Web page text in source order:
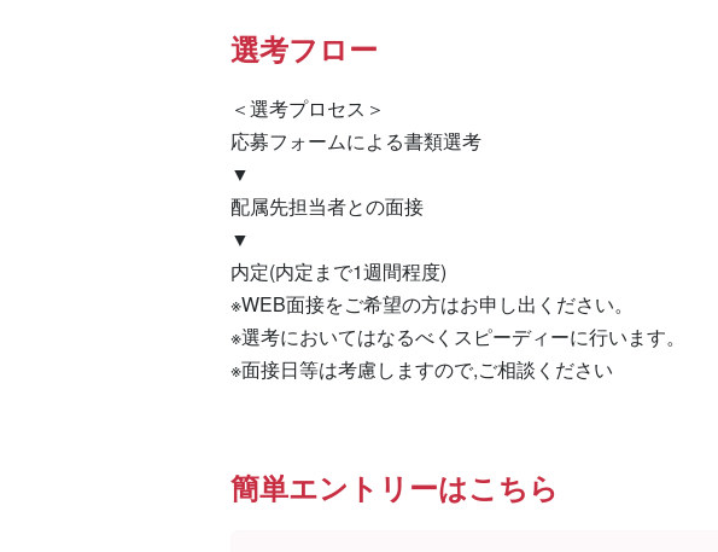
選考フロー
＜選考プロセス＞
応募フォームによる書類選考
▼
配属先担当者との面接
▼
内定(内定まで1週間程度)
※WEB面接をご希望の方はお申し出ください。
※選考においてはなるべくスピーディーに行います。
※面接日等は考慮しますので,ご相談ください
簡単エントリーはこちら